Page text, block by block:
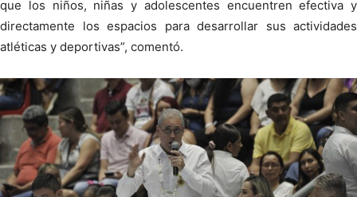
que los niños, niñas y adolescentes encuentren efectiva y
directamente los espacios para desarrollar sus actividades
atléticas y deportivas”, comentó.